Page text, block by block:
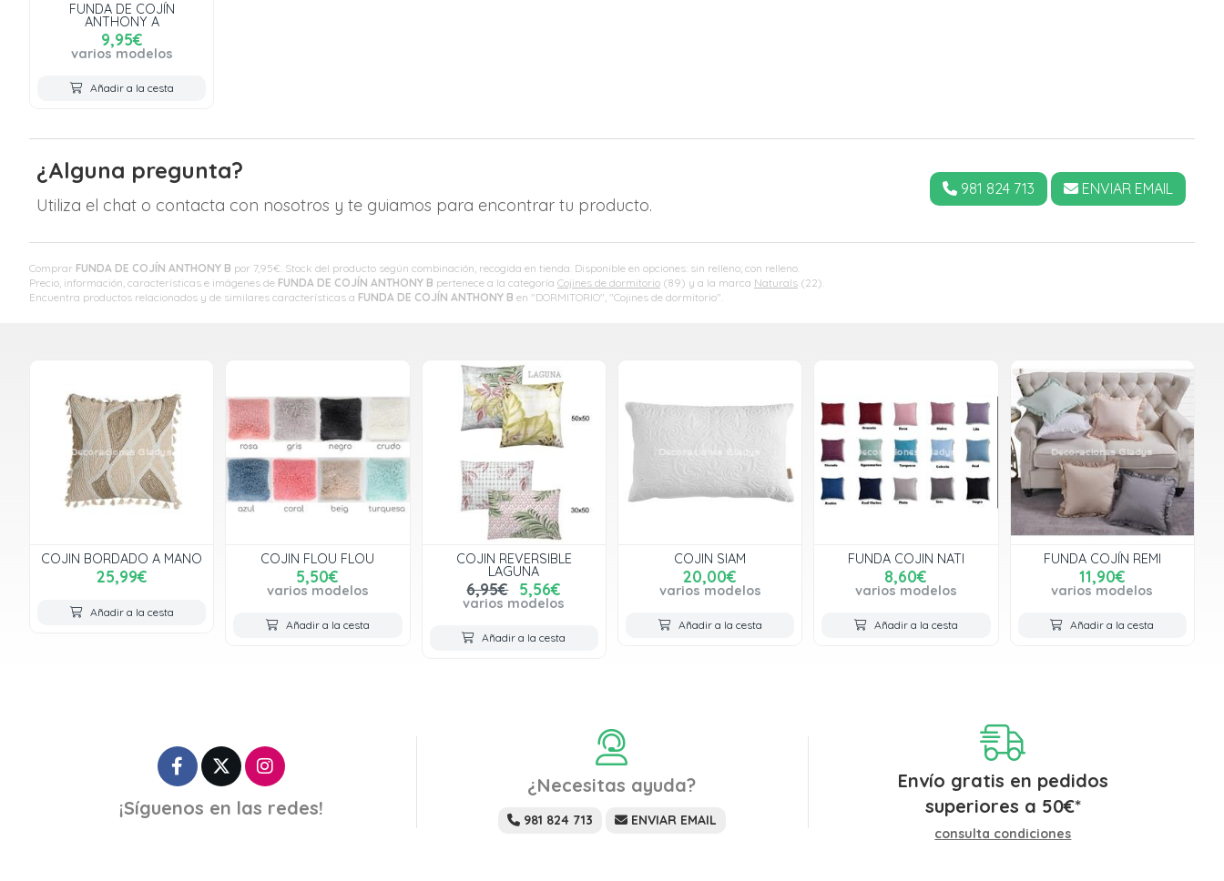
Comprar FUNDA DE COJÍN ANTHONY B por 7,95€ . Stock del producto según combinación, recogida en tienda. Disponible en opciones: sin relleno; con relleno.
Precio, información, características e imágenes de FUNDA DE COJÍN ANTHONY B pertenece a la categoría Cojines de dormitorio (89) y a la marca Naturals (22).
Encuentra productos relacionados y de similares características a FUNDA DE COJÍN ANTHONY B en "DORMITORIO", "Cojines de dormitorio".
FUNDA DE COJÍN
ANTHONY A
9,95€
varios modelos
Añadir a la cesta
¿Alguna pregunta?
Utiliza el chat o contacta con nosotros y te guiamos para encontrar tu producto.
981 824 713 ENVIAR EMAIL
COJIN BORDADO A MANO
25,99€
Añadir a la cesta
COJIN FLOU FLOU
5,50€
varios modelos
Añadir a la cesta
COJIN REVERSIBLE
LAGUNA
6,95€ 5,56€
varios modelos
Añadir a la cesta
COJIN SIAM
20,00€
varios modelos
Añadir a la cesta
FUNDA COJIN NATI
8,60€
varios modelos
Añadir a la cesta
FUNDA COJÍN REMI
11,90€
varios modelos
Añadir a la cesta
¡Síguenos en las redes!
¿Necesitas ayuda?
981 824 713 ENVIAR EMAIL
Envío gratis en pedidos
superiores a 50€*
consulta condiciones